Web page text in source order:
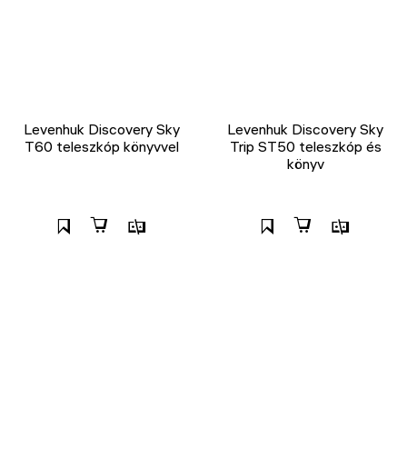
Levenhuk Discovery Sky
T60 teleszkóp könyvvel
Levenhuk Discovery Sky
Trip ST50 teleszkóp és
könyv